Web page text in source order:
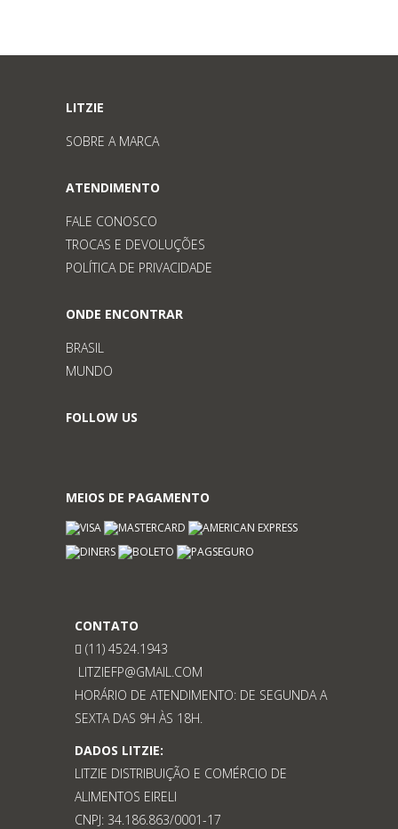
LITZIE
SOBRE A MARCA
ATENDIMENTO
FALE CONOSCO
TROCAS E DEVOLUÇÕES
POLÍTICA DE PRIVACIDADE
ONDE ENCONTRAR
BRASIL
MUNDO
FOLLOW US
MEIOS DE PAGAMENTO
CONTATO
(11) 4524.1943
LITZIEFP@GMAIL.COM
HORÁRIO DE ATENDIMENTO: DE SEGUNDA A
SEXTA DAS 9H ÀS 18H.
DADOS LITZIE:
LITZIE DISTRIBUIÇÃO E COMÉRCIO DE
ALIMENTOS EIRELI
CNPJ: 34.186.863/0001-17